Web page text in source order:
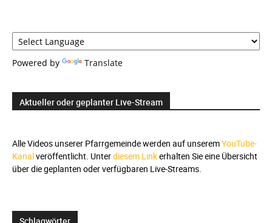
Powered by Translate
Aktueller oder geplanter Live-Stream
Alle Videos unserer Pfarrgemeinde werden auf unseremYouTube-
Kanalveröffentlicht. Unterdiesem Linkerhalten Sie eine Übersicht
über die geplanten oder verfügbaren Live-Streams.